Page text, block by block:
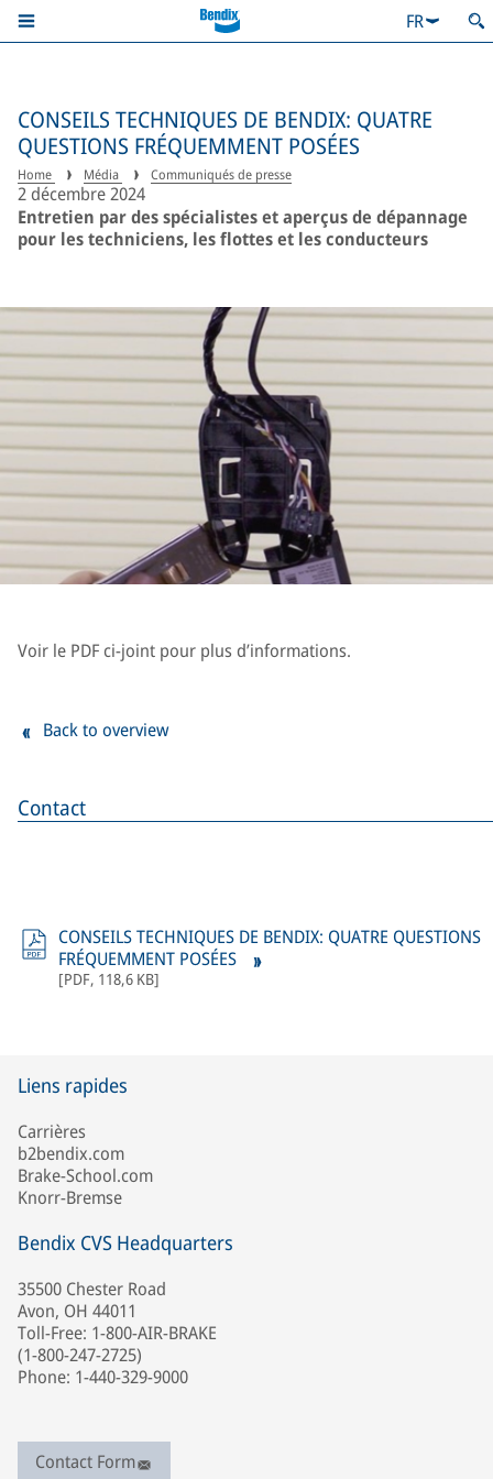
FR
CONSEILS TECHNIQUES DE BENDIX: QUATRE
QUESTIONS FRÉQUEMMENT POSÉES
Home Média Communiqués de presse
2 décembre 2024
Entretien par des spécialistes et aperçus de dépannage
pour les techniciens, les flottes et les conducteurs
Contact
Voir le PDF ci-joint pour plus d’informations.
CONSEILS TECHNIQUES DE BENDIX: QUATRE QUESTIONS
FRÉQUEMMENT POSÉES
[PDF, 118,6 KB]
Back to overview
Liens rapides
Carrières
b2bendix.com
Brake-School.com
Knorr-Bremse
Bendix CVS Headquarters
35500 Chester Road
Avon, OH 44011
Toll-Free: 1-800-AIR-BRAKE
(1-800-247-2725)
Phone: 1-440-329-9000
Contact Form